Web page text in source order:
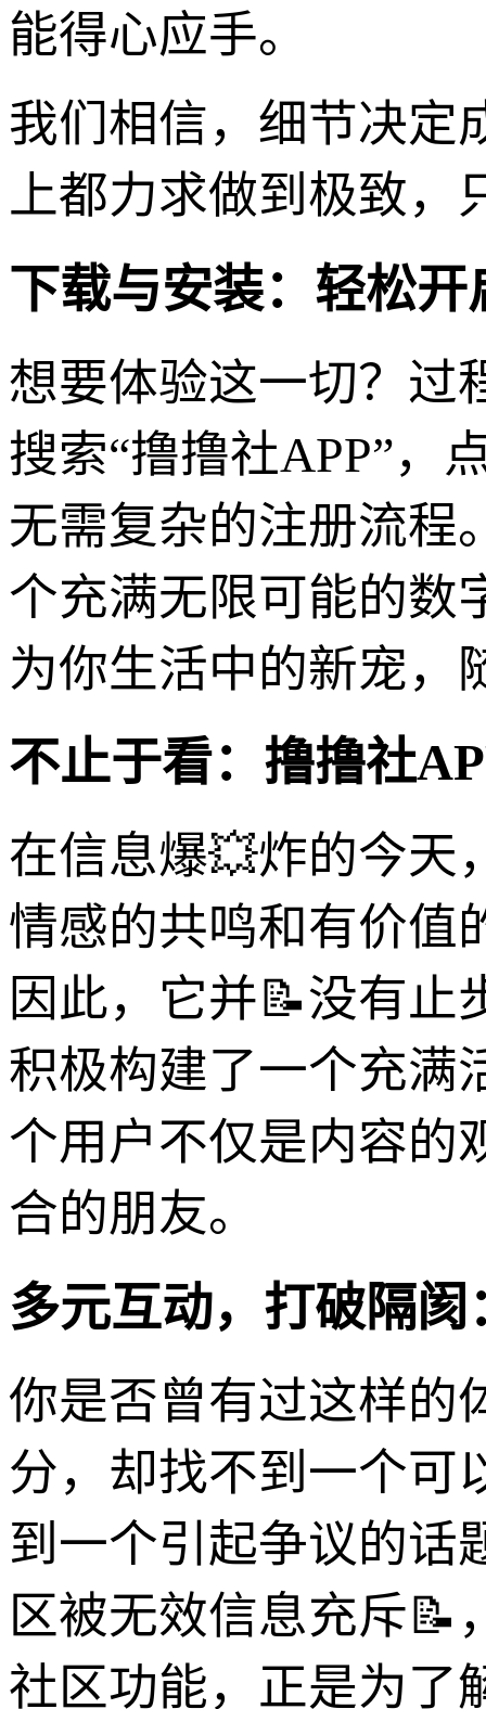
能得心应手。
我们相信，细节决定
上都力求做到极致，
下载与安装：轻松
想要体验这一切？过
搜索“撸撸社APP”，
无需复杂的注册流程
个充满无限可能的数
为你生活中的新宠，
不止于看：撸撸社
在信息爆💥炸的今天
情感的共鸣和有价值
因此，它并📝没有止
积极构建了一个充满
个用户不仅是内容的
合的朋友。
多元互动，打破隔
你是否曾有过这样的
分，却找不到一个可
到一个引起争议的话
区被无效信息充斥📝
社区功能，正是为了